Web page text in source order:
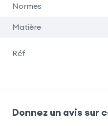
Normes
Matière
Réf
Donnez un avis sur